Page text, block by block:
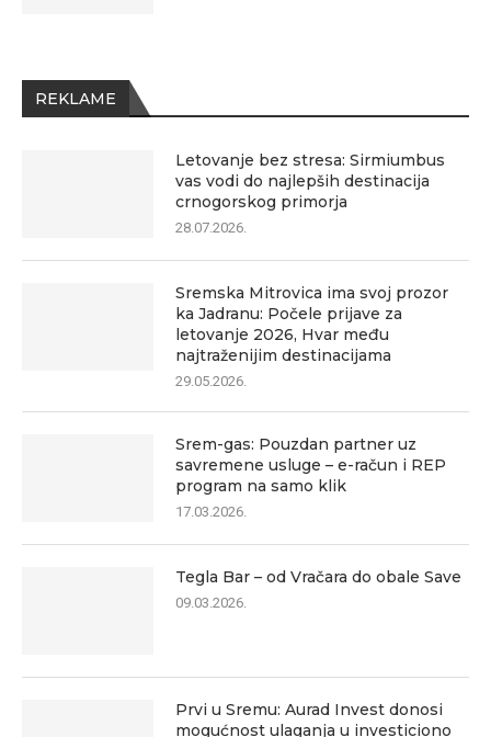
REKLAME
Letovanje bez stresa: Sirmiumbus
vas vodi do najlepših destinacija
crnogorskog primorja
28.07.2026.
Sremska Mitrovica ima svoj prozor
ka Jadranu: Počele prijave za
letovanje 2026, Hvar među
najtraženijim destinacijama
29.05.2026.
Srem-gas: Pouzdan partner uz
savremene usluge – e-račun i REP
program na samo klik
17.03.2026.
Tegla Bar – od Vračara do obale Save
09.03.2026.
Prvi u Sremu: Aurad Invest donosi
mogućnost ulaganja u investiciono